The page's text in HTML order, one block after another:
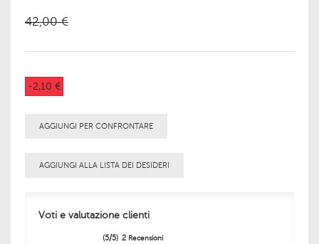
42,00 €
-2,10 €
AGGIUNGI PER CONFRONTARE
AGGIUNGI ALLA LISTA DEI DESIDERI
Voti e valutazione clienti
(5/5) 2 Recensioni